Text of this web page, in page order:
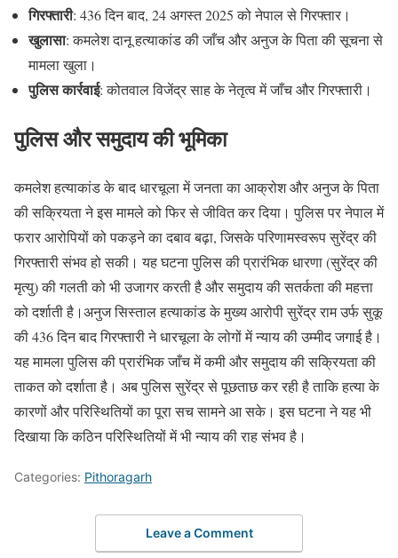
गिरफ्तारी: 436 दिन बाद, 24 अगस्त 2025 को नेपाल से गिरफ्तार।
खुलासा: कमलेश दानू हत्याकांड की जाँच और अनुज के पिता की सूचना से
मामला खुला।
पुलिस कार्रवाई: कोतवाल विजेंद्र साह के नेतृत्व में जाँच और गिरफ्तारी।
पुलिस और समुदाय की भूमिका
कमलेश हत्याकांड के बाद धारचूला में जनता का आक्रोश और अनुज के पिता
की सक्रियता ने इस मामले को फिर से जीवित कर दिया। पुलिस पर नेपाल में
फरार आरोपियों को पकड़ने का दबाव बढ़ा, जिसके परिणामस्वरूप सुरेंद्र की
गिरफ्तारी संभव हो सकी। यह घटना पुलिस की प्रारंभिक धारणा (सुरेंद्र की
मृत्यु) की गलती को भी उजागर करती है और समुदाय की सतर्कता की महत्ता
को दर्शाती है।अनुज सिस्ताल हत्याकांड के मुख्य आरोपी सुरेंद्र राम उर्फ सुकू
की 436 दिन बाद गिरफ्तारी ने धारचूला के लोगों में न्याय की उम्मीद जगाई है।
यह मामला पुलिस की प्रारंभिक जाँच में कमी और समुदाय की सक्रियता की
ताकत को दर्शाता है। अब पुलिस सुरेंद्र से पूछताछ कर रही है ताकि हत्या के
कारणों और परिस्थितियों का पूरा सच सामने आ सके। इस घटना ने यह भी
दिखाया कि कठिन परिस्थितियों में भी न्याय की राह संभव है।
Categories: Pithoragarh
Leave a Comment